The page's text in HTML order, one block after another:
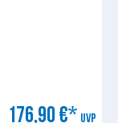
176,90 €* UVP